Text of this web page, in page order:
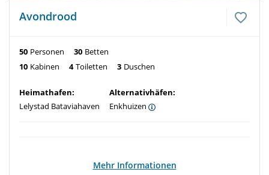
Avondrood
50 Personen 30 Betten
10 Kabinen 4 Toiletten 3 Duschen
Heimathafen:
Lelystad Bataviahaven
Alternativhäfen:
Enkhuizen
Mehr Informationen